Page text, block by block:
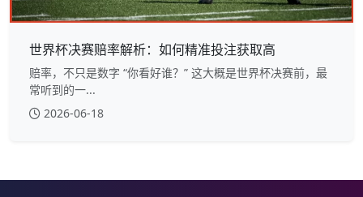
世界杯决赛赔率解析：如何精准投注获取高
赔率，不只是数字 “你看好谁？” 这大概是世界杯决赛前，最
常听到的一...
2026-06-18